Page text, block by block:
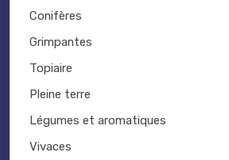
Conifères
Grimpantes
Topiaire
Pleine terre
Légumes et aromatiques
Vivaces